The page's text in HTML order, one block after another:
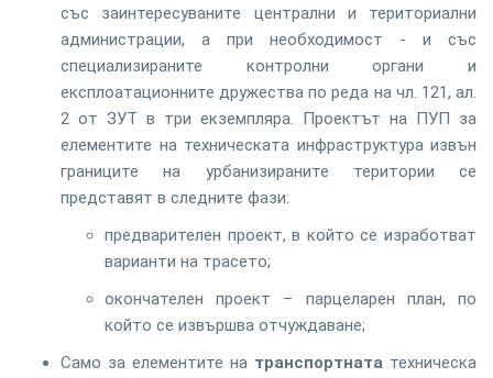
със заинтересуваните централни и териториални
администрации, а при необходимост - и със
специализираните контролни органи и
експлоатационните дружества по реда на чл. 121, ал.
2 от ЗУТ в три екземпляра. Проектът на ПУП за
елементите на техническата инфраструктура извън
границите на урбанизираните територии се
представят в следните фази:
предварителен проект, в който се изработват
варианти на трасето;
окончателен проект – парцеларен план, по
който се извършва отчуждаване;
Само за елементите на транспортната техническа